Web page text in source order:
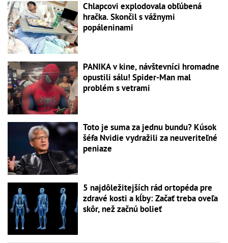
Chlapcovi explodovala obľúbená
hračka. Skončil s vážnymi
popáleninami
PANIKA v kine, návštevníci hromadne
opustili sálu! Spider-Man mal
problém s vetrami
Toto je suma za jednu bundu? Kúsok
šéfa Nvidie vydražili za neuveriteľné
peniaze
5 najdôležitejších rád ortopéda pre
zdravé kosti a kĺby: Začať treba oveľa
skôr, než začnú bolieť